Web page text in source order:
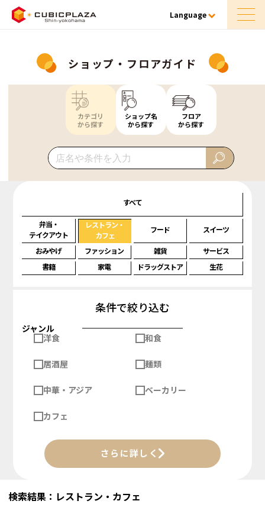
Language
ショップ・フロアガイド
カテゴリ
から探す
ショップ名
から探す
フロア
から探す
すべて
弁当・
テイクアウト
レストラン・
カフェ
フード スイーツ
おみやげ ファッション 雑貨
サービス
書籍
家電 ドラッグストア 生花
条件で絞り込む
ジャンル
洋食
和食
居酒屋 麺類
中華・アジア ベーカリー
カフェ
さらに詳しく
検索結果：レストラン・カフェ